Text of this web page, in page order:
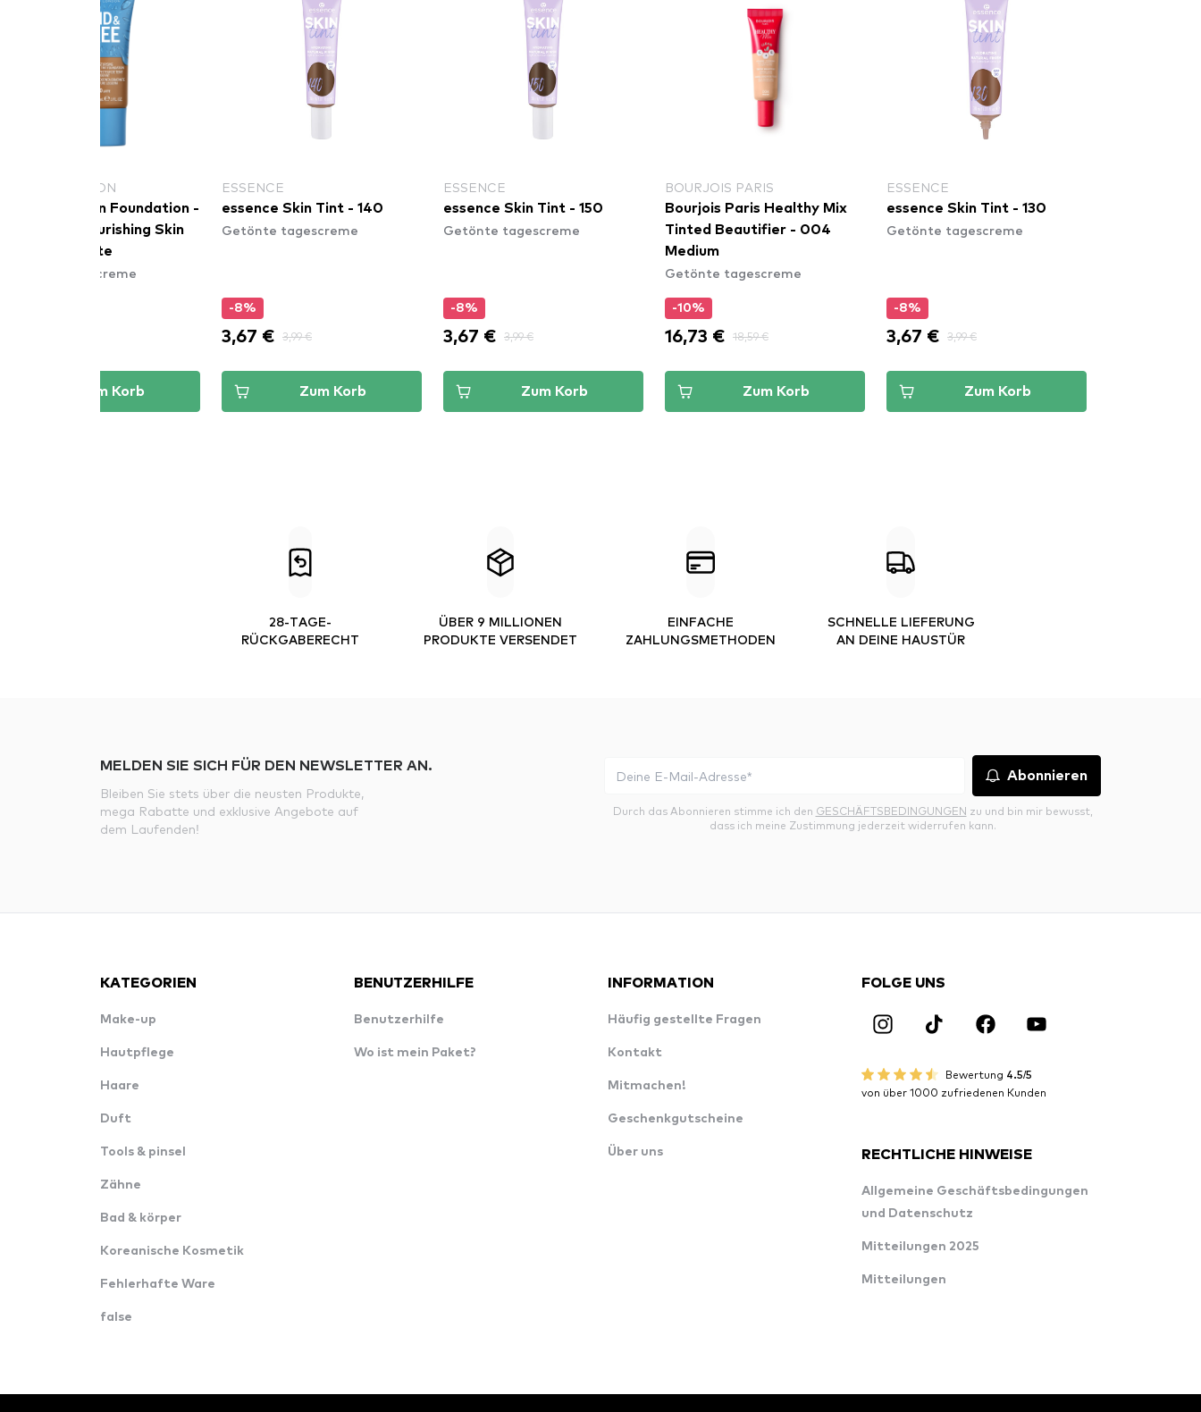
RIMMEL LONDON
Rimmel London Foundation -
Kind&Free Nourishing Skin
Tint - 410 Latte
Getönte tagescreme
Zum Korb
ESSENCE
essence Skin Tint - 140
Getönte tagescreme
-8%
3,67 € 3,99 €
Zum Korb
ESSENCE
essence Skin Tint - 150
Getönte tagescreme
-8%
3,67 € 3,99 €
Zum Korb
BOURJOIS PARIS
Bourjois Paris Healthy Mix
Tinted Beautifier - 004
Medium
Getönte tagescreme
-10%
16,73 € 18,59 €
Zum Korb
ESSENCE
essence Skin Tint - 130
Getönte tagescreme
-8%
3,67 € 3,99 €
Zum Korb
28-TAGE-
RÜCKGABERECHT
ÜBER 9 MILLIONEN
PRODUKTE VERSENDET
EINFACHE
ZAHLUNGSMETHODEN
SCHNELLE LIEFERUNG
AN DEINE HAUSTÜR
MELDEN SIE SICH FÜR DEN NEWSLETTER AN.
Bleiben Sie stets über die neusten Produkte,
mega Rabatte und exklusive Angebote auf
dem Laufenden!
Abonnieren
Durch das Abonnieren stimme ich den GESCHÄFTSBEDINGUNGEN zu und bin mir bewusst,
dass ich meine Zustimmung jederzeit widerrufen kann.
KATEGORIEN
Make-up
Hautpflege
Haare
Duft
Tools & pinsel
Zähne
Bad & körper
Koreanische Kosmetik
Fehlerhafte Ware
false
BENUTZERHILFE
Benutzerhilfe
Wo ist mein Paket?
INFORMATION
Häufig gestellte Fragen
Kontakt
Mitmachen!
Geschenkgutscheine
Über uns
FOLGE UNS
Bewertung 4.5/5
von über 1000 zufriedenen Kunden
RECHTLICHE HINWEISE
Allgemeine Geschäftsbedingungen
und Datenschutz
Mitteilungen 2025
Mitteilungen